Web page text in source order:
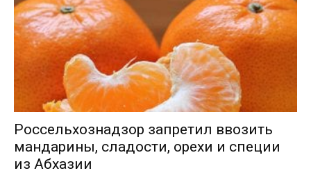
района
Россельхознадзор запретил ввозить
мандарины, сладости, орехи и специи
из Абхазии